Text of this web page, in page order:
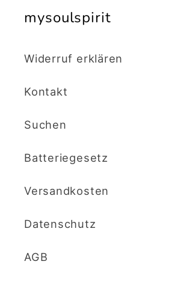
mysoulspirit
Widerruf erklären
Kontakt
Suchen
Batteriegesetz
Versandkosten
Datenschutz
AGB